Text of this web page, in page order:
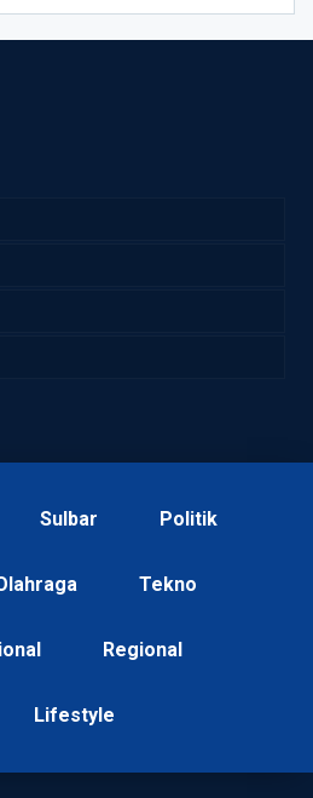
Sulbar Politik
Tekno
Regional
Lifestyle